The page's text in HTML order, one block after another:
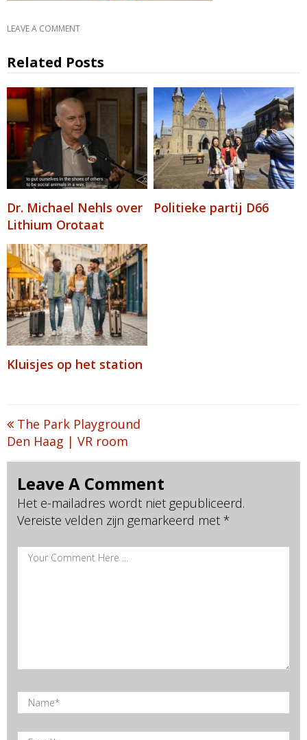
LEAVE A COMMENT
Related Posts
Dr. Michael Nehls over
Lithium Orotaat
Politieke partij D66
Kluisjes op het station
Post
navigation
The Park Playground
Den Haag | VR room
Leave A Comment
Het e-mailadres wordt niet gepubliceerd.
Vereiste velden zijn gemarkeerd met *